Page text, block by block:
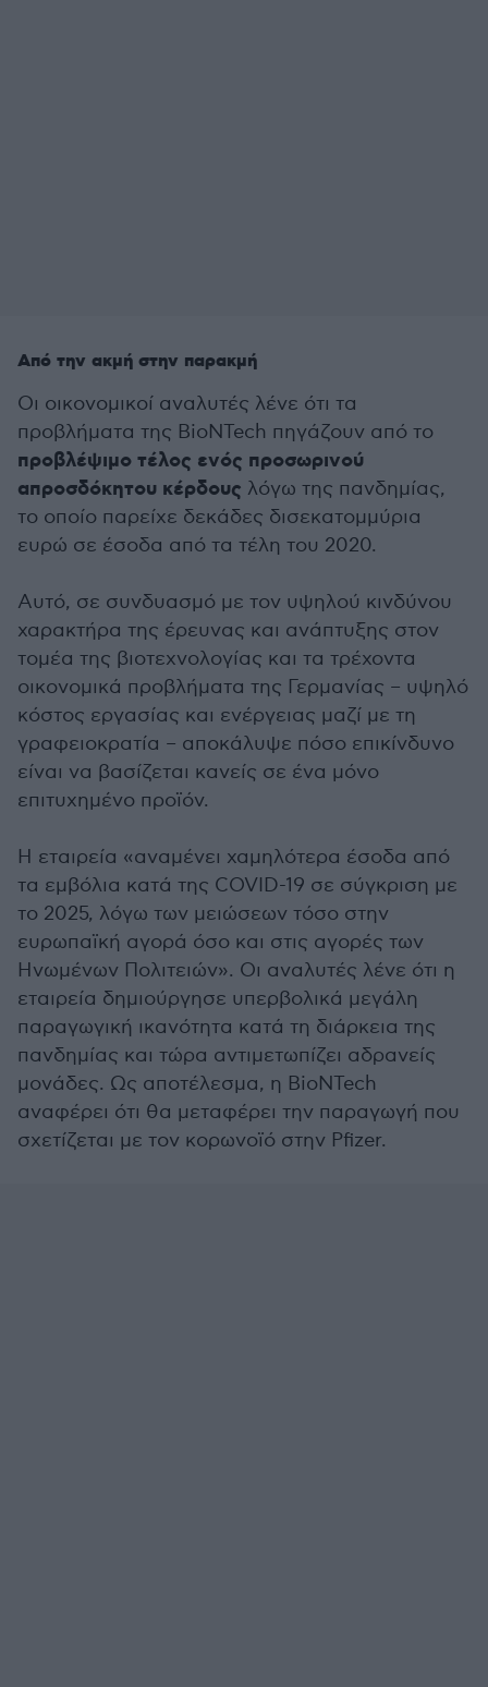
Από την ακμή στην παρακμή
Οι οικονομικοί αναλυτές λένε ότι τα
προβλήματα της BioNTech πηγάζουν από το
προβλέψιμο τέλος ενός προσωρινού
απροσδόκητου κέρδους λόγω της πανδημίας,
το οποίο παρείχε δεκάδες δισεκατομμύρια
ευρώ σε έσοδα από τα τέλη του 2020.
Αυτό, σε συνδυασμό με τον υψηλού κινδύνου
χαρακτήρα της έρευνας και ανάπτυξης στον
τομέα της βιοτεχνολογίας και τα τρέχοντα
οικονομικά προβλήματα της Γερμανίας – υψηλό
κόστος εργασίας και ενέργειας μαζί με τη
γραφειοκρατία – αποκάλυψε πόσο επικίνδυνο
είναι να βασίζεται κανείς σε ένα μόνο
επιτυχημένο προϊόν.
Η εταιρεία «αναμένει χαμηλότερα έσοδα από
τα εμβόλια κατά της COVID-19 σε σύγκριση με
το 2025, λόγω των μειώσεων τόσο στην
ευρωπαϊκή αγορά όσο και στις αγορές των
Ηνωμένων Πολιτειών». Οι αναλυτές λένε ότι η
εταιρεία δημιούργησε υπερβολικά μεγάλη
παραγωγική ικανότητα κατά τη διάρκεια της
πανδημίας και τώρα αντιμετωπίζει αδρανείς
μονάδες. Ως αποτέλεσμα, η BioNTech
αναφέρει ότι θα μεταφέρει την παραγωγή που
σχετίζεται με τον κορωνοϊό στην Pfizer.